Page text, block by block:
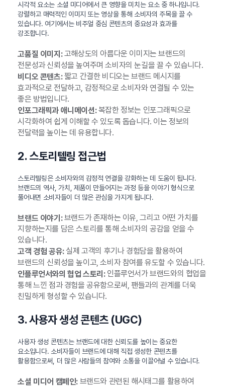
시각적 요소는 소셜 미디어에서 큰 영향을 미치는 요소 중 하나입니다.
강렬하고 매력적인 이미지 또는 영상을 통해 소비자의 주목을 끌 수
있습니다. 여기에서는 비주얼 중심 콘텐츠의 중요성과 효과를
강조합니다.
고품질 이미지:고해상도의 아름다운 이미지는 브랜드의
전문성과 신뢰성을 높여주며 소비자의 눈길을 끌 수 있습니다.
비디오 콘텐츠:짧고 간결한 비디오는 브랜드 메시지를
효과적으로 전달하고, 감정적으로 소비자와 연결될 수 있는
좋은 방법입니다.
인포그래픽과 애니메이션:복잡한 정보는 인포그래픽으로
시각화하여 쉽게 이해할 수 있도록 돕습니다. 이는 정보의
전달력을 높이는 데 유용합니다.
2. 스토리텔링 접근법
스토리텔링은 소비자와의 감정적 연결을 강화하는 데 도움이 됩니다.
브랜드의 역사, 가치, 제품이 만들어지는 과정 등을 이야기 형식으로
풀어내면 소비자들이 더 많은 관심을 가지게 됩니다.
브랜드 이야기:브랜드가 존재하는 이유, 그리고 어떤 가치를
지향하는지를 담은 스토리를 통해 소비자의 공감을 얻을 수
있습니다.
고객 경험 공유:실제 고객의 후기나 경험담을 활용하여
브랜드의 신뢰성을 높이고, 소비자 참여를 유도할 수 있습니다.
인플루언서와의 협업 스토리:인플루언서가 브랜드와의 협업을
통해 느낀 점과 경험을 공유함으로써, 팬들과의 관계를 더욱
친밀하게 형성할 수 있습니다.
3. 사용자 생성 콘텐츠 (UGC)
사용자 생성 콘텐츠는 브랜드에 대한 신뢰도를 높이는 중요한
요소입니다. 소비자들이 브랜드에 대해 직접 생성한 콘텐츠를
활용함으로써, 더 많은 사람들의 참여와 소통을 이끌어낼 수 있습니다.
소셜 미디어 캠페인:브랜드와 관련된 해시태그를 활용하여